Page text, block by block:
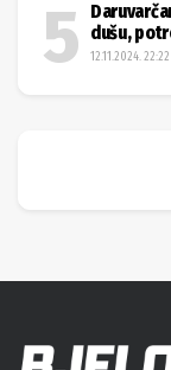
dušu,
12.11.2024. 22:22